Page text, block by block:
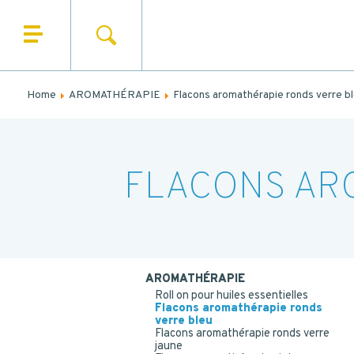
WHO ARE WE
OUR SERVICES
Home AROMATHÉRAPIE Flacons aromathérapie ronds verre
FLACONS
AROMATHÉRAPIE
Roll on pour huiles essentielles
Flacons aromathérapie ronds
verre bleu
Flacons aromathérapie ronds verre
jaune